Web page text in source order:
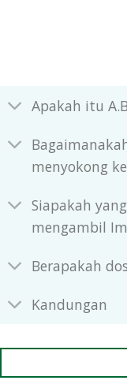
Apakah itu
menyokong
Siapakah
mengambil
Berapakah
Kandungan